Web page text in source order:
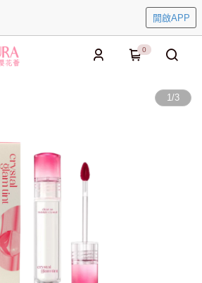
開啟APP
0
1/3